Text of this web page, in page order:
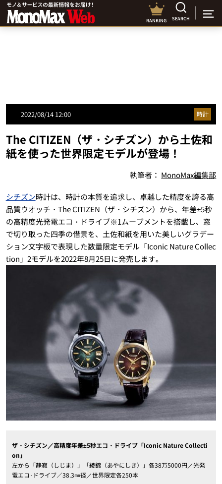
RANKING SEARCH
2022/08/14 12:00 時計
The CITIZEN（ザ・シチズン）から土佐和
紙を使った世界限定モデルが登場！
執筆者： MonoMax編集部
シチズン時計は、時計の本質を追求し、卓越した精度を誇る高
品質ウオッチ・The CITIZEN（ザ・シチズン）から、年差±5秒
の高精度光発電エコ・ドライブ※1ムーブメントを搭載し、窓
で切り取った四季の借景を、土佐和紙を用いた美しいグラデー
ション文字板で表現した数量限定モデル「Iconic Nature Collec
tion」2モデルを2022年8月25日に発売します。
ザ・シチズン／高精度年差±5秒エコ・ドライブ「Iconic Nature Collecti
on」
左から「静寂（しじま）」「綾錦（あやにしき）」各38万5000円／光発
電エコ･ドライブ／38.3㎜径／世界限定各250本